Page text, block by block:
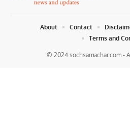
© 2024 sochsamachar.com -
About Contact
Terms and